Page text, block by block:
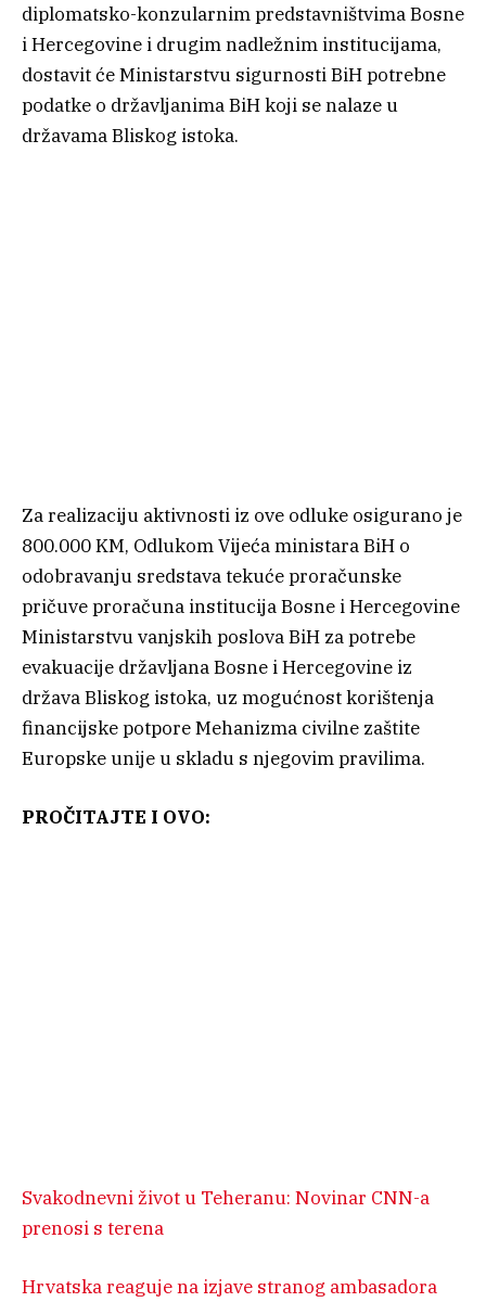
diplomatsko-konzularnim predstavništvima Bosne
i Hercegovine i drugim nadležnim institucijama,
dostavit će Ministarstvu sigurnosti BiH potrebne
podatke o državljanima BiH koji se nalaze u
državama Bliskog istoka.
Za realizaciju aktivnosti iz ove odluke osigurano je
800.000 KM, Odlukom Vijeća ministara BiH o
odobravanju sredstava tekuće proračunske
pričuve proračuna institucija Bosne i Hercegovine
Ministarstvu vanjskih poslova BiH za potrebe
evakuacije državljana Bosne i Hercegovine iz
država Bliskog istoka, uz mogućnost korištenja
financijske potpore Mehanizma civilne zaštite
Europske unije u skladu s njegovim pravilima.
PROČITAJTE I OVO:
Svakodnevni život u Teheranu: Novinar CNN-a
prenosi s terena
Hrvatska reaguje na izjave stranog ambasadora